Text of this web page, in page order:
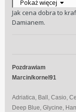
Pokaż więcej
Jak cena dobra to
Damianem.
Pozdrawiam
Marcin/kornel91
Adriatica, Ball, Casio,
Deep Blue, Glycine,